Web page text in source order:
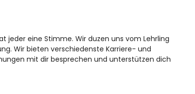
jeder eine Stimme. Wir duzen uns vom Lehrling
Wir bieten verschiedenste Karriere- und
mit dir besprechen und unterstützen dich